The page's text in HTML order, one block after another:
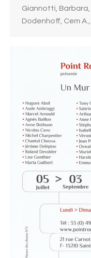
Giannotti, Barbara,
Dodenhoff, Cem